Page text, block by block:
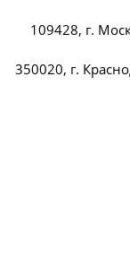
109428, г.
350020, г.